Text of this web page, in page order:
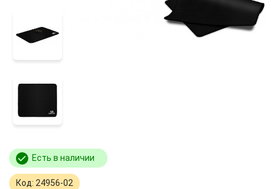
Есть в наличии
Код: 24956-02